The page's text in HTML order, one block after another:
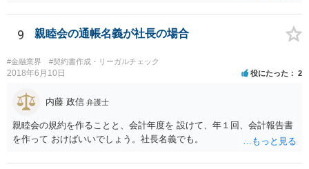
く。）であることその他の内閣府令で定める要件を満たすものは、為
9 親睦会の通帳名義が社長の場合
#金融業界 #契約書作成・リーガルチェック
2018年6月10日 役にたった 2
内藤 政信 弁護士
親睦会の規約を作ることと、会計年度を 設けて、年１回、会計報告書
を作って おけばいいでしょう。社長名義でも。